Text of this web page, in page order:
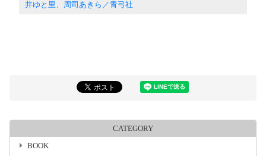
井ゆと里、周司あきら／青弓社
CATEGORY
BOOK